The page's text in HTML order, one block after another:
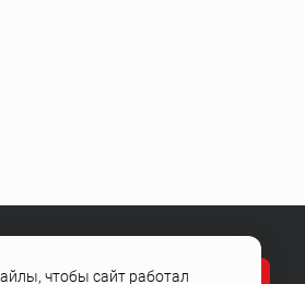
Остались вопросы?
чтобы сайт работал